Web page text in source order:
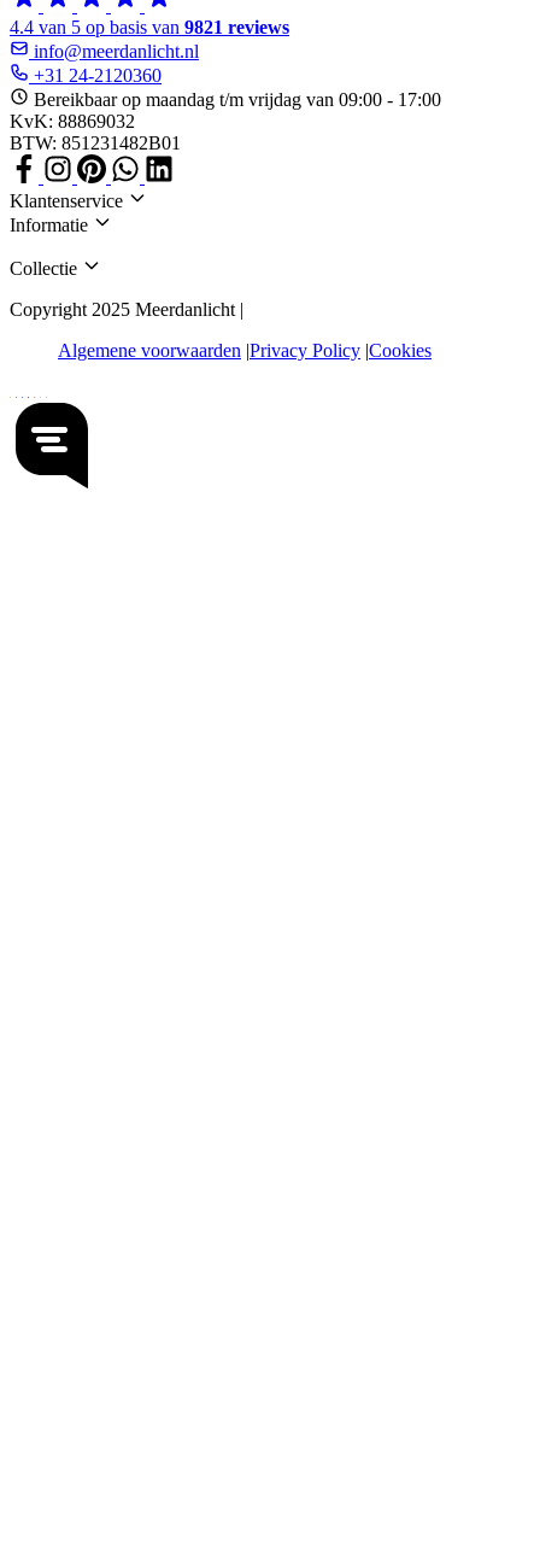
4.4 van 5 op basis van 9821 reviews
info@meerdanlicht.nl
+31 24-2120360
Bereikbaar op maandag t/m vrijdag van 09:00 - 17:00
KvK: 88869032
BTW: 851231482B01
Klantenservice
Informatie
Collectie
Copyright 2025 Meerdanlicht |
Algemene voorwaarden Privacy Policy Cookies